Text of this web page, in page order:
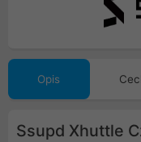
Opis
Ssupd Xhuttle